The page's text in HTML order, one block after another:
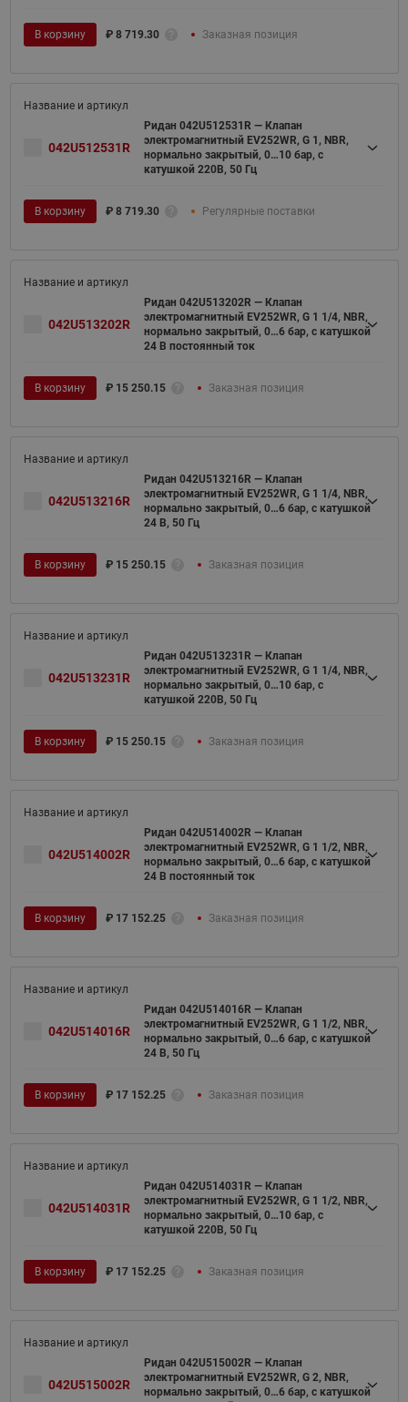
В корзину ₽ 8 719.30 Заказная позиция
042U512531R
Ридан 042U512531R — Клапан
электромагнитный EV252WR, G 1, NBR,
нормально закрытый, 0…10 бар, с
катушкой 220В, 50 Гц
В корзину ₽ 8 719.30 Регулярные поставки
042U513202R
Ридан 042U513202R — Клапан
электромагнитный EV252WR, G 1 1/4, NBR,
нормально закрытый, 0…6 бар, с катушкой
24 В постоянный ток
В корзину ₽ 15 250.15 Заказная позиция
042U513216R
Ридан 042U513216R — Клапан
электромагнитный EV252WR, G 1 1/4, NBR,
нормально закрытый, 0…6 бар, с катушкой
24 В, 50 Гц
В корзину ₽ 15 250.15 Заказная позиция
042U513231R
Ридан 042U513231R — Клапан
электромагнитный EV252WR, G 1 1/4, NBR,
нормально закрытый, 0…10 бар, с
катушкой 220В, 50 Гц
В корзину ₽ 15 250.15 Заказная позиция
042U514002R
Ридан 042U514002R — Клапан
электромагнитный EV252WR, G 1 1/2, NBR,
нормально закрытый, 0…6 бар, с катушкой
24 В постоянный ток
В корзину ₽ 17 152.25 Заказная позиция
042U514016R
Ридан 042U514016R — Клапан
электромагнитный EV252WR, G 1 1/2, NBR,
нормально закрытый, 0…6 бар, с катушкой
24 В, 50 Гц
В корзину ₽ 17 152.25 Заказная позиция
042U514031R
Ридан 042U514031R — Клапан
электромагнитный EV252WR, G 1 1/2, NBR,
нормально закрытый, 0…10 бар, с
катушкой 220В, 50 Гц
В корзину ₽ 17 152.25 Заказная позиция
042U515002R
Ридан 042U515002R — Клапан
электромагнитный EV252WR, G 2, NBR,
нормально закрытый, 0…6 бар, с катушкой